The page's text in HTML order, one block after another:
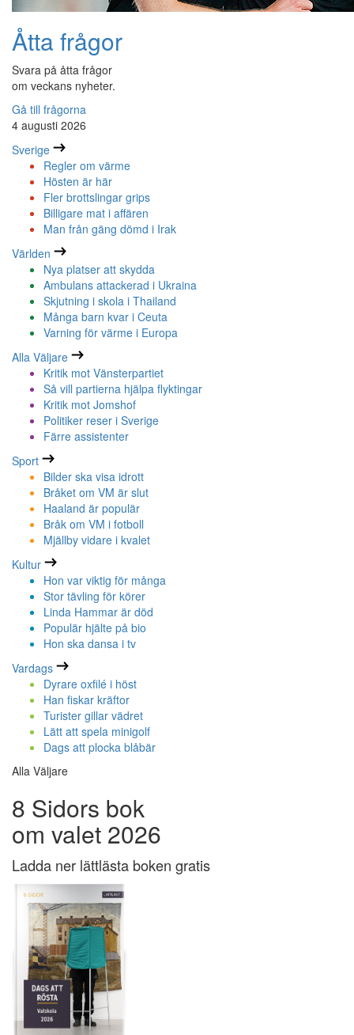
Åtta frågor
Svara på åtta frågor
om veckans nyheter.
Gå till frågorna
4 augusti 2026
Sverige
Regler om värme
Hösten är här
Fler brottslingar grips
Billigare mat i affären
Man från gäng dömd i Irak
Världen
Nya platser att skydda
Ambulans attackerad i Ukraina
Skjutning i skola i Thailand
Många barn kvar i Ceuta
Varning för värme i Europa
Alla Väljare
Kritik mot Vänsterpartiet
Så vill partierna hjälpa flyktingar
Kritik mot Jomshof
Politiker reser i Sverige
Färre assistenter
Sport
Bilder ska visa idrott
Bråket om VM är slut
Haaland är populär
Bråk om VM i fotboll
Mjällby vidare i kvalet
Kultur
Hon var viktig för många
Stor tävling för körer
Linda Hammar är död
Populär hjälte på bio
Hon ska dansa i tv
Vardags
Dyrare oxfilé i höst
Han fiskar kräftor
Turister gillar vädret
Lätt att spela minigolf
Dags att plocka blåbär
Alla Väljare
8 Sidors bok
om valet 2026
Ladda ner lättlästa boken gratis